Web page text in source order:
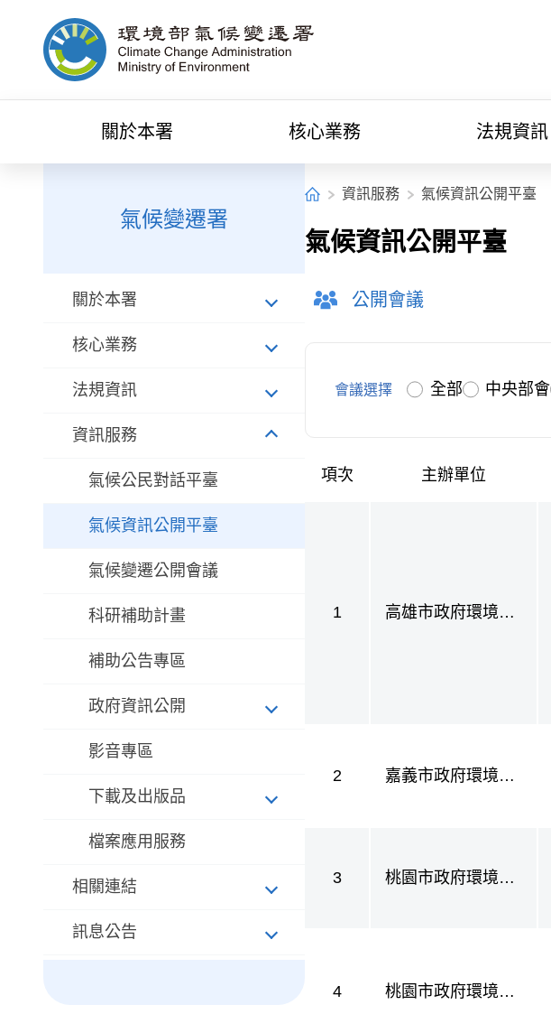
關於本署 核心業務 法規資訊
氣候變遷署
關於本署
核心業務
法規資訊
資訊服務
氣候公民對話平臺
氣候資訊公開平臺
氣候變遷公開會議
科研補助計畫
補助公告專區
政府資訊公開
影音專區
下載及出版品
檔案應用服務
相關連結
訊息公告
首頁資訊服務 氣候資訊公開平臺
氣候資訊公開平臺
公開會議
會議選擇 全部 中央部會
項次 主辦單位
1
高雄市政府環境保
2
嘉義市政府環境保
3
桃園市政府環境保
4
桃園市政府環境保